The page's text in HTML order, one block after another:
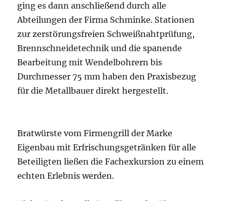
ging es dann anschließend durch alle
Abteilungen der Firma Schminke. Stationen
zur zerstörungsfreien Schweißnahtprüfung,
Brennschneidetechnik und die spanende
Bearbeitung mit Wendelbohrern bis
Durchmesser 75 mm haben den Praxisbezug
für die Metallbauer direkt hergestellt.
Bratwürste vom Firmengrill der Marke
Eigenbau mit Erfrischungsgetränken für alle
Beteiligten ließen die Fachexkursion zu einem
echten Erlebnis werden.